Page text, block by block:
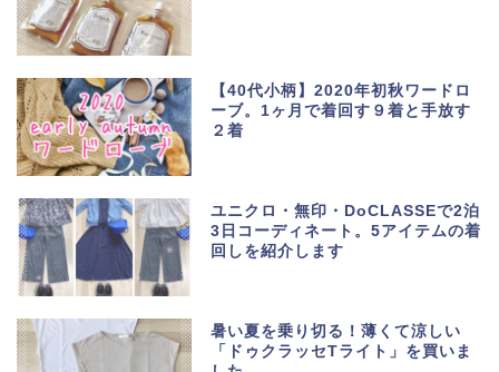
【40代小柄】2020年初秋ワードロ
ーブ。1ヶ月で着回す９着と手放す
２着
ユニクロ・無印・DoCLASSEで2泊
3日コーディネート。5アイテムの着
回しを紹介します
暑い夏を乗り切る！薄くて涼しい
「ドゥクラッセTライト」を買いま